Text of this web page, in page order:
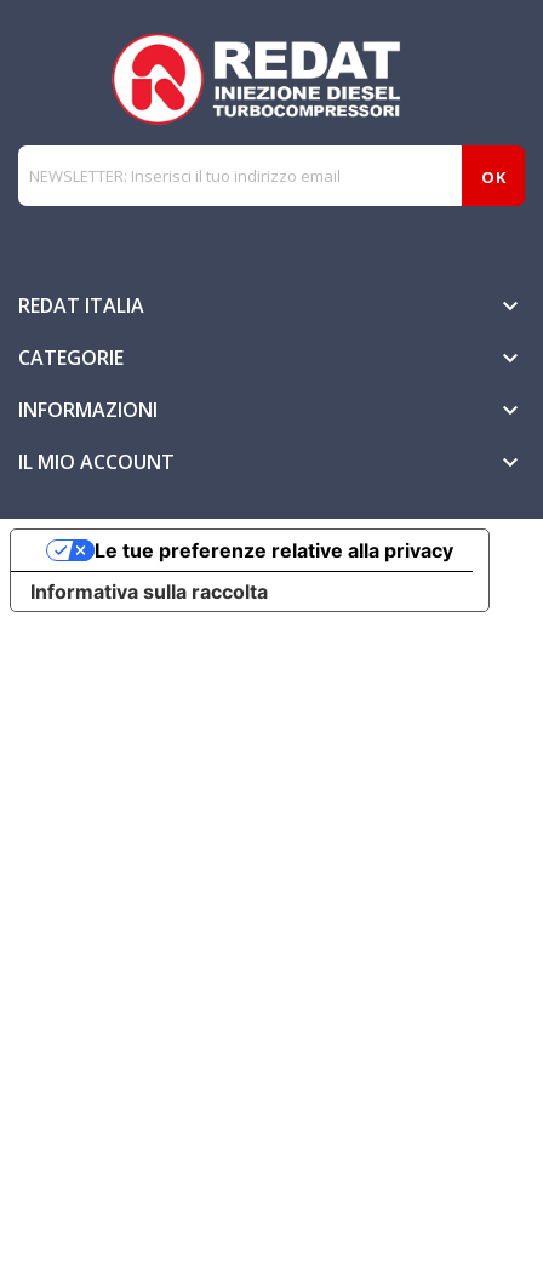
REDAT ITALIA 
CATEGORIE 
INFORMAZIONI 
IL MIO ACCOUNT 
Informativa sulla raccolta
Le tue preferenze relative alla privacy